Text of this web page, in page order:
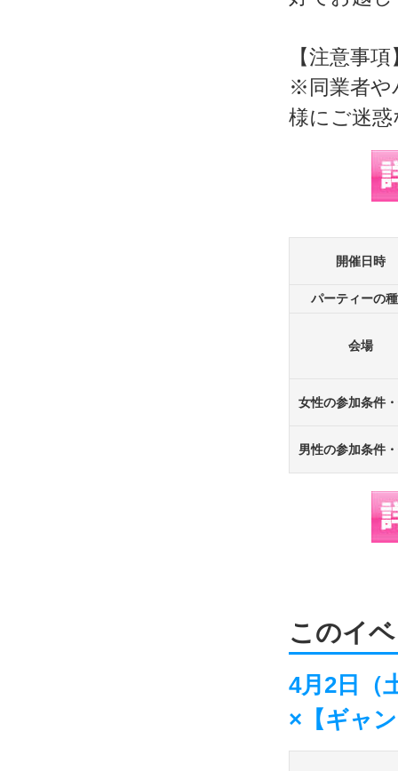
【注意事項
※同業者や
様にご迷
開催日時
パーティーの
会場
女性の参加条件
男性の参加条件
このイ
4月2日（
×【ギャ